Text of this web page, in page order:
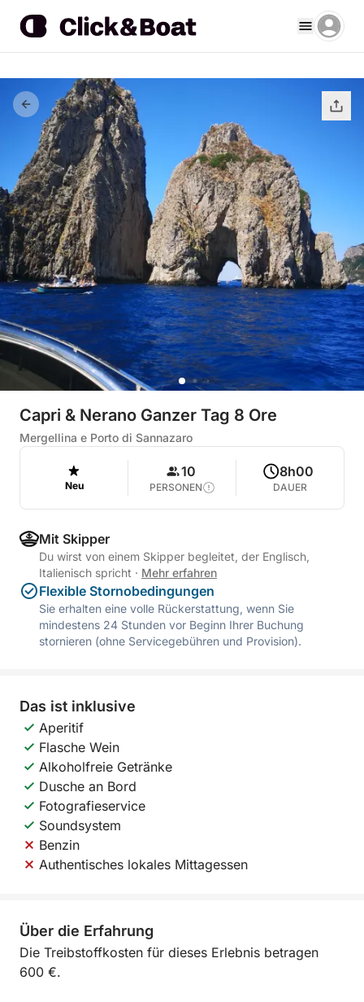
Capri & Nerano Ganzer Tag 8 Ore
Mergellina e Porto di Sannazaro
Neu
10
PERSONEN
8h00
DAUER
Mit Skipper
Du wirst von einem Skipper begleitet, der Englisch,
Italienisch spricht · Mehr erfahren
Flexible Stornobedingungen
Sie erhalten eine volle Rückerstattung, wenn Sie
mindestens 24 Stunden vor Beginn Ihrer Buchung
stornieren (ohne Servicegebühren und Provision).
Das ist inklusive
Aperitif
Flasche Wein
Alkoholfreie Getränke
Dusche an Bord
Fotografieservice
Soundsystem
Benzin
Authentisches lokales Mittagessen
Über die Erfahrung
Die Treibstoffkosten für dieses Erlebnis betragen
600 €.